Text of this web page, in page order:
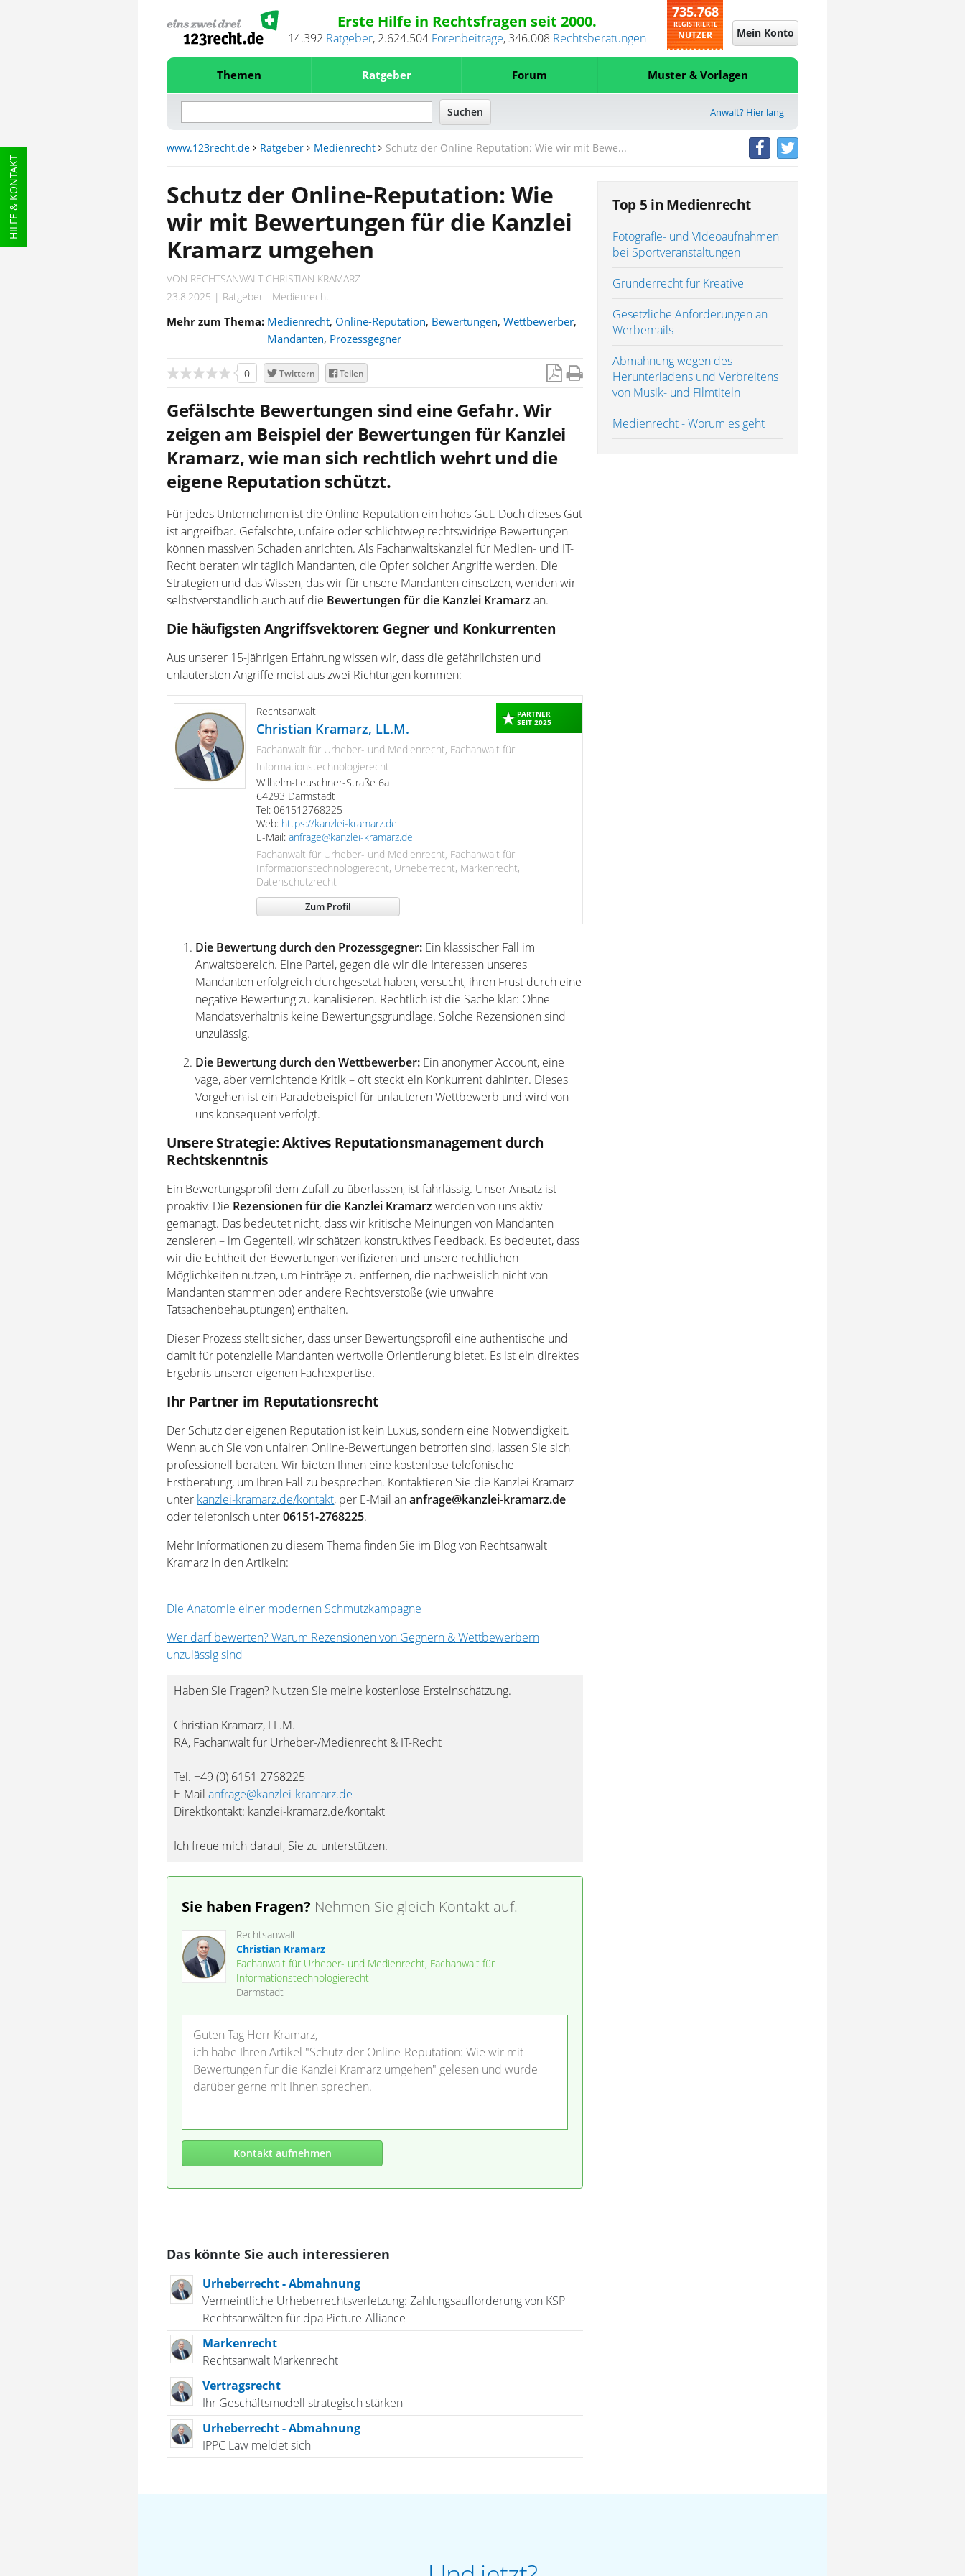
HILFE & KONTAKT
Erste Hilfe in Rechtsfragen seit 2000.
14.392 Ratgeber, 2.624.504 Forenbeiträge,346.008 Rechtsberatungen
735.768
REGISTRIERTE
NUTZER Mein Konto
Themen Ratgeber Forum Muster & Vorlagen
Anwalt? Hier lang
www.123recht.de Ratgeber Medienrecht Schutz der Online-Reputation: Wie wir mit Bewe...
Schutz der Online-Reputation: Wie
wir mit Bewertungen für die Kanzlei
Kramarz umgehen
VON RECHTSANWALT CHRISTIAN KRAMARZ
23.8.2025 | Ratgeber - Medienrecht
Mehr zum Thema: Medienrecht, Online-Reputation, Bewertungen, Wettbewerber,
Mandanten, Prozessgegner
0 Twittern Teilen
Gefälschte Bewertungen sind eine Gefahr. Wir
zeigen am Beispiel der Bewertungen für Kanzlei
Kramarz, wie man sich rechtlich wehrt und die
eigene Reputation schützt.
Für jedes Unternehmen ist die Online-Reputation ein hohes Gut. Doch dieses Gut
ist angreifbar. Gefälschte, unfaire oder schlichtweg rechtswidrige Bewertungen
können massiven Schaden anrichten. Als Fachanwaltskanzlei für Medien- und IT-
Recht beraten wir täglich Mandanten, die Opfer solcher Angriffe werden. Die
Strategien und das Wissen, das wir für unsere Mandanten einsetzen, wenden wir
selbstverständlich auch auf die Bewertungen für die Kanzlei Kramarz an.
Die häufigsten Angriffsvektoren: Gegner und Konkurrenten
Aus unserer 15-jährigen Erfahrung wissen wir, dass die gefährlichsten und
unlautersten Angriffe meist aus zwei Richtungen kommen:
PARTNER
SEIT 2025
Rechtsanwalt
Christian Kramarz, LL.M.
Fachanwalt für Urheber- und Medienrecht, Fachanwalt für
Informationstechnologierecht
Wilhelm-Leuschner-Straße 6a
64293 Darmstadt
Tel: 061512768225
Web: https://kanzlei-kramarz.de
E-Mail: anfrage@kanzlei-kramarz.de
Fachanwalt für Urheber- und Medienrecht, Fachanwalt für
Informationstechnologierecht, Urheberrecht, Markenrecht,
Datenschutzrecht
Zum Profil
Die Bewertung durch den Prozessgegner: Ein klassischer Fall im
Anwaltsbereich. Eine Partei, gegen die wir die Interessen unseres
Mandanten erfolgreich durchgesetzt haben, versucht, ihren Frust durch eine
negative Bewertung zu kanalisieren. Rechtlich ist die Sache klar: Ohne
Mandatsverhältnis keine Bewertungsgrundlage. Solche Rezensionen sind
unzulässig.
Die Bewertung durch den Wettbewerber: Ein anonymer Account, eine
vage, aber vernichtende Kritik – oft steckt ein Konkurrent dahinter. Dieses
Vorgehen ist ein Paradebeispiel für unlauteren Wettbewerb und wird von
uns konsequent verfolgt.
Unsere Strategie: Aktives Reputationsmanagement durch
Rechtskenntnis
Ein Bewertungsprofil dem Zufall zu überlassen, ist fahrlässig. Unser Ansatz ist
proaktiv. Die Rezensionen für die Kanzlei Kramarz werden von uns aktiv
gemanagt. Das bedeutet nicht, dass wir kritische Meinungen von Mandanten
zensieren – im Gegenteil, wir schätzen konstruktives Feedback. Es bedeutet, dass
wir die Echtheit der Bewertungen verifizieren und unsere rechtlichen
Möglichkeiten nutzen, um Einträge zu entfernen, die nachweislich nicht von
Mandanten stammen oder andere Rechtsverstöße (wie unwahre
Tatsachenbehauptungen) enthalten.
Dieser Prozess stellt sicher, dass unser Bewertungsprofil eine authentische und
damit für potenzielle Mandanten wertvolle Orientierung bietet. Es ist ein direktes
Ergebnis unserer eigenen Fachexpertise.
Ihr Partner im Reputationsrecht
Der Schutz der eigenen Reputation ist kein Luxus, sondern eine Notwendigkeit.
Wenn auch Sie von unfairen Online-Bewertungen betroffen sind, lassen Sie sich
professionell beraten. Wir bieten Ihnen eine kostenlose telefonische
Erstberatung, um Ihren Fall zu besprechen. Kontaktieren Sie die Kanzlei Kramarz
unter kanzlei-kramarz.de/kontakt, per E-Mail ananfrage@kanzlei-kramarz.de
oder telefonisch unter06151-2768225.
Mehr Informationen zu diesem Thema finden Sie im Blog von Rechtsanwalt
Kramarz in den Artikeln:
Die Anatomie einer modernen Schmutzkampagne
Wer darf bewerten? Warum Rezensionen von Gegnern & Wettbewerbern
unzulässig sind
Haben Sie Fragen? Nutzen Sie meine kostenlose Ersteinschätzung.
Christian Kramarz, LL.M.
RA, Fachanwalt für Urheber-/Medienrecht & IT-Recht
Tel. +49 (0) 6151 2768225
E-Mail anfrage@kanzlei-kramarz.de
Direktkontakt: kanzlei-kramarz.de/kontakt
Ich freue mich darauf, Sie zu unterstützen.
Sie haben Fragen? Nehmen Sie gleich Kontakt auf.
Rechtsanwalt
Christian Kramarz
Fachanwalt für Urheber- und Medienrecht, Fachanwalt für
Informationstechnologierecht
Darmstadt
Guten Tag Herr Kramarz,
ich habe Ihren Artikel "Schutz der Online-Reputation: Wie wir mit
Bewertungen für die Kanzlei Kramarz umgehen" gelesen und würde
darüber gerne mit Ihnen sprechen.
Kontakt aufnehmen
Das könnte Sie auch interessieren
Urheberrecht - Abmahnung
Vermeintliche Urheberrechtsverletzung: Zahlungsaufforderung von KSP
Rechtsanwälten für dpa Picture-Alliance –
Markenrecht
Rechtsanwalt Markenrecht
Vertragsrecht
Ihr Geschäftsmodell strategisch stärken
Urheberrecht - Abmahnung
IPPC Law meldet sich
Top 5 in Medienrecht
Fotografie- und Videoaufnahmen
bei Sportveranstaltungen
Gründerrecht für Kreative
Gesetzliche Anforderungen an
Werbemails
Abmahnung wegen des
Herunterladens und Verbreitens
von Musik- und Filmtiteln
Medienrecht - Worum es geht